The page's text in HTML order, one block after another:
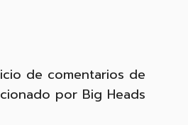
de comentarios de
por Big Heads